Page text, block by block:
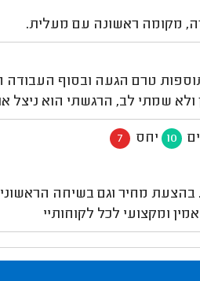
מקומה ראשונה עם מעלית.
טרם הגעה ובסוף
ולא שמתי לב, הרגשתי הוא ניצל
10 יחס 7
בהצעת מחיר וגם בשיחה
ומקצועי לכל לקוחותיי